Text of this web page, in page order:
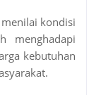
kondisi
menghadapi
kebutuhan